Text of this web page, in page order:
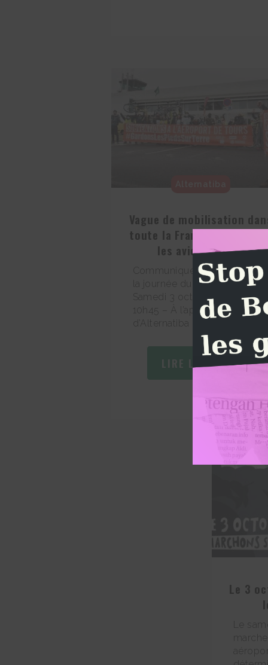
Vague de mobilisation
toute la France pour
les avions au sol
Communiqués de presse de
la journée du 3 octobre 2020
Samedi 3 octobre 2020,
10h45 – À l’appel
d’Alternatiba et […]
LIRE L'ARTICLE
Le 3